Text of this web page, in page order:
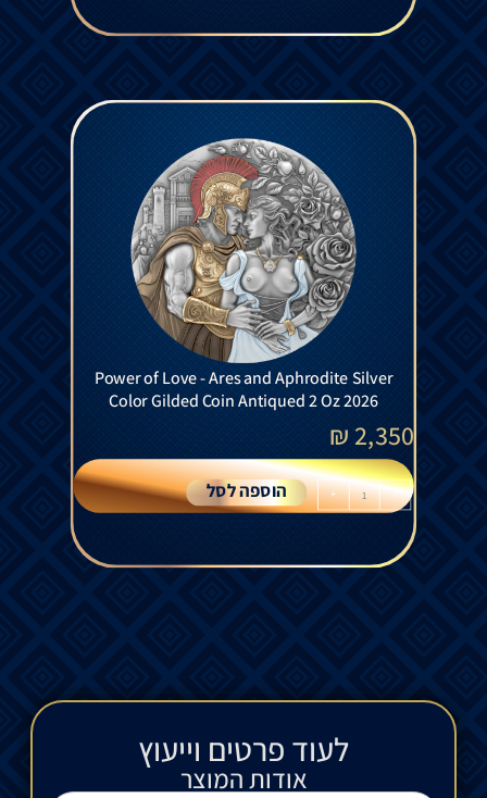
Power of Love - Ares and Aphrodite Silver
Color Gilded Coin Antiqued 2 Oz 2026
2,350
₪
-
+ הוספה לסל
לעוד פרטים וייעוץ​
אודות המוצר